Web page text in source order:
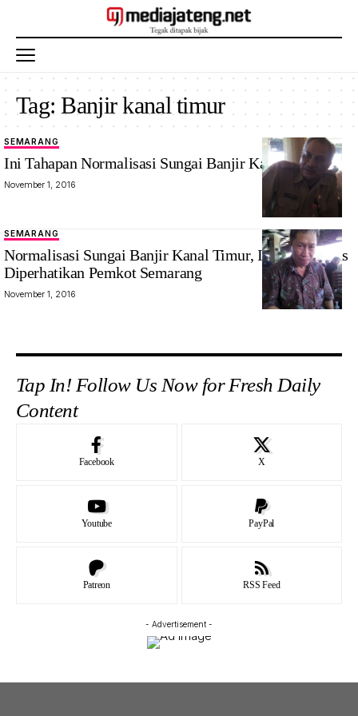
Tag:Banjir kanal timur
SEMARANG
Ini Tahapan Normalisasi Sungai Banjir Kanal Timur
November 1, 2016
SEMARANG
Normalisasi Sungai Banjir Kanal Timur, Ini yang Harus
Diperhatikan Pemkot Semarang
November 1, 2016
Tap In! Follow Us Now for Fresh Daily
Content
Facebook X
Youtube PayPal
Patreon RSS Feed
- Advertisement -